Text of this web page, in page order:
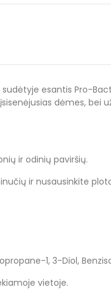
esantis Pro-
dėmes, bei
ir odinių paviršių.
ir nusausinkite
1, 3-Diol,
vietoje.